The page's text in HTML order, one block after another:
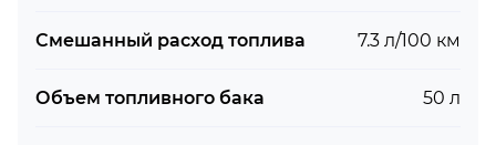
Смешанный расход топлива 7.3 л/100 км
Объем топливного бака 50 л